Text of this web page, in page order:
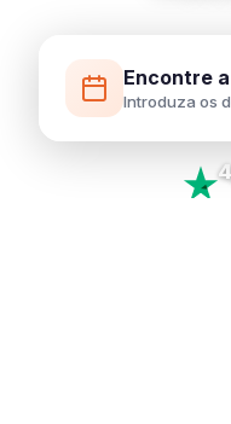
Encontre
Introduza os